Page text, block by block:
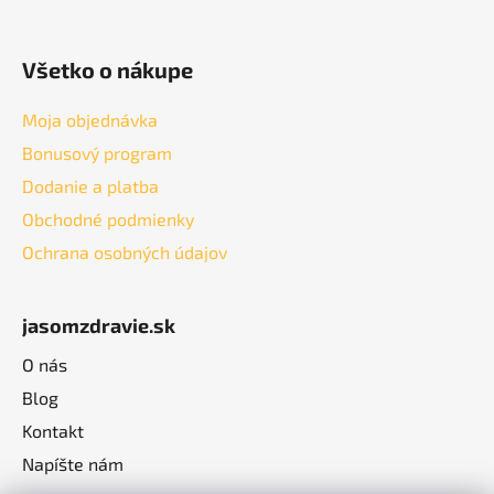
Všetko o nákupe
Moja objednávka
Bonusový program
Dodanie a platba
Obchodné podmienky
Ochrana osobných údajov
jasomzdravie.sk
O nás
Blog
Kontakt
Napíšte nám